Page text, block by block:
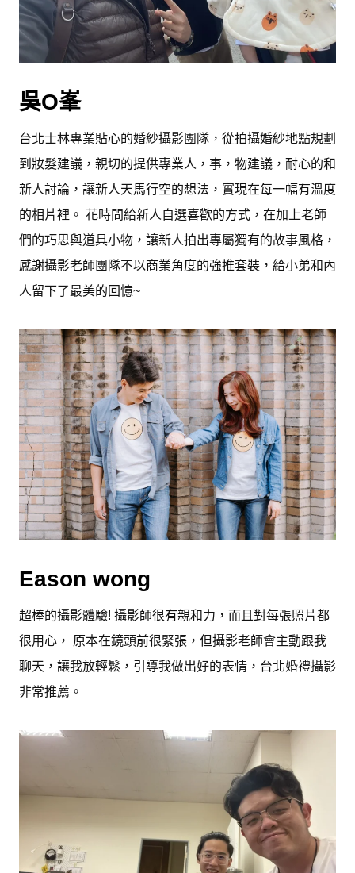
吳O峯
台北士林專業貼心的婚紗攝影團隊，從拍攝婚紗地點規劃
到妝髮建議，親切的提供專業人，事，物建議，耐心的和
新人討論，讓新人天馬行空的想法，實現在每一幅有溫度
的相片裡。 花時間給新人自選喜歡的方式，在加上老師
們的巧思與道具小物，讓新人拍出專屬獨有的故事風格，
感謝攝影老師團隊不以商業角度的強推套裝，給小弟和內
人留下了最美的回憶~
Eason wong
超棒的攝影體驗! 攝影師很有親和力，而且對每張照片都
很用心， 原本在鏡頭前很緊張，但攝影老師會主動跟我
聊天，讓我放輕鬆，引導我做出好的表情，台北婚禮攝影
非常推薦。